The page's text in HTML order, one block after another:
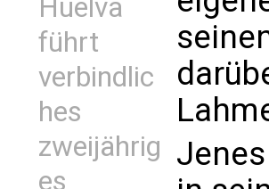
Huelva
führt
verbindlic
hes
zweijährig
es